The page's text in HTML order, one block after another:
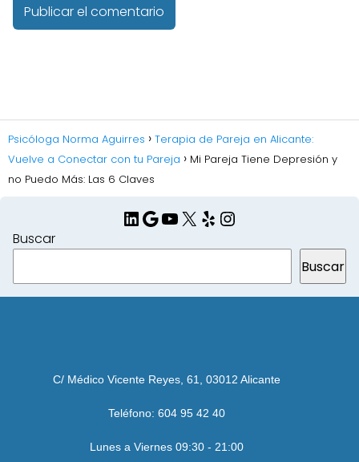
Psicóloga Norma Aguirres
Terapia de Pareja en Alicante:
Vuelve a Conectar con tu Pareja
Mi Pareja Tiene Depresión y
no Puedo Más: Las 6 Claves
LinkedIn
Google
YouTube
X YelpInstagram
Buscar
Buscar
C/ Médico Vicente Reyes, 61, 03012 Alicante
Teléfono: 604 95 42 40
Lunes a Viernes 09:30 - 21:00